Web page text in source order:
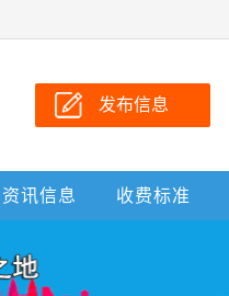
发布信息
资讯信息 收费标准